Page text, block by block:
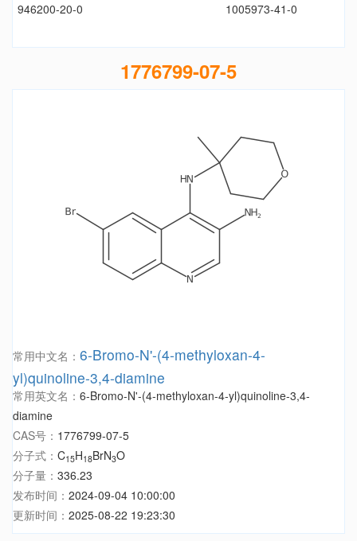
946200-20-0
1005973-41-0
1776799-07-5
常用中文名： 6-Bromo-N'-(4-methyloxan-4-
yl)quinoline-3,4-diamine
常用英文名： 6-Bromo-N'-(4-methyloxan-4-yl)quinoline-3,4-
diamine
CAS号： 1776799-07-5
分子式： C15H18BrN3O
分子量： 336.23
发布时间： 2024-09-04 10:00:00
更新时间： 2025-08-22 19:23:30